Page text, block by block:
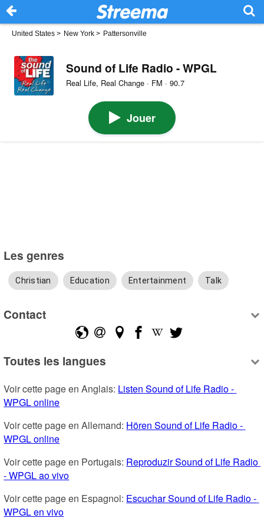
United States > New York > Pattersonville
Sound of Life Radio - WPGL
Real Life, Real Change · FM · 90.7
Jouer
Les genres
Christian Education Entertainment Talk
Contact
Toutes les langues
Voir cette page en Anglais: Listen Sound of Life Radio -
WPGL online
Voir cette page en Allemand: Hören Sound of Life Radio -
WPGL online
Voir cette page en Portugais: Reproduzir Sound of Life Radio
- WPGL ao vivo
Voir cette page en Espagnol: Escuchar Sound of Life Radio -
WPGL en vivo